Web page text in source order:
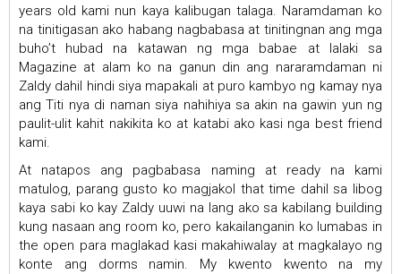
years old kami nun kaya kalibugan talaga. Naramdaman ko
na tinitigasan ako habang nagbabasa at tinitingnan ang mga
buho’t hubad na katawan ng mga babae at lalaki sa
Magazine at alam ko na ganun din ang nararamdaman ni
Zaldy dahil hindi siya mapakali at puro kambyo ng kamay nya
ang Titi nya di naman siya nahihiya sa akin na gawin yun ng
paulit-ulit kahit nakikita ko at katabi ako kasi nga best friend
kami.
At natapos ang pagbabasa naming at ready na kami
matulog, parang gusto ko magjakol that time dahil sa libog
kaya sabi ko kay Zaldy uuwi na lang ako sa kabilang building
kung nasaan ang room ko, pero kakailanganin ko lumabas in
the open para maglakad kasi makahiwalay at magkalayo ng
konte ang dorms namin. My kwento kwento na my